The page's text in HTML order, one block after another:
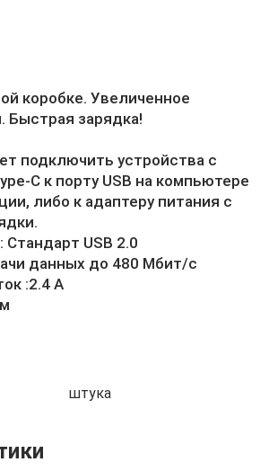
коробке. Увеличенное
Быстрая зарядка!
подключить устройства с
C к порту USB на компьютере
либо к адаптеру питания с
Стандарт USB 2.0
данных до 480 Мбит/с
:2.4 А
штука